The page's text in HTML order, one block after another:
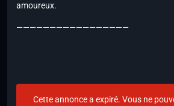
amoureux.
—————————————————
Cette annonce a expiré. Vous ne